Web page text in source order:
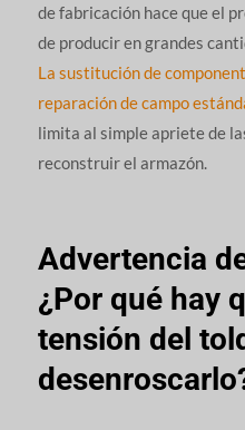
de fabricación hace que el
de producir en grandes
La sustitución de
reparación de campo
limita al simple apriete de
reconstruir el armazón.
Advertencia
¿Por qué hay
tensión del